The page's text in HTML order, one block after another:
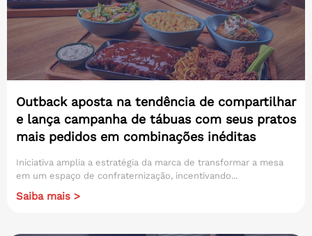
Outback aposta na tendência de compartilhar
e lança campanha de tábuas com seus pratos
mais pedidos em combinações inéditas
Iniciativa amplia a estratégia da marca de transformar a mesa
em um espaço de confraternização, incentivando...
Saiba mais >